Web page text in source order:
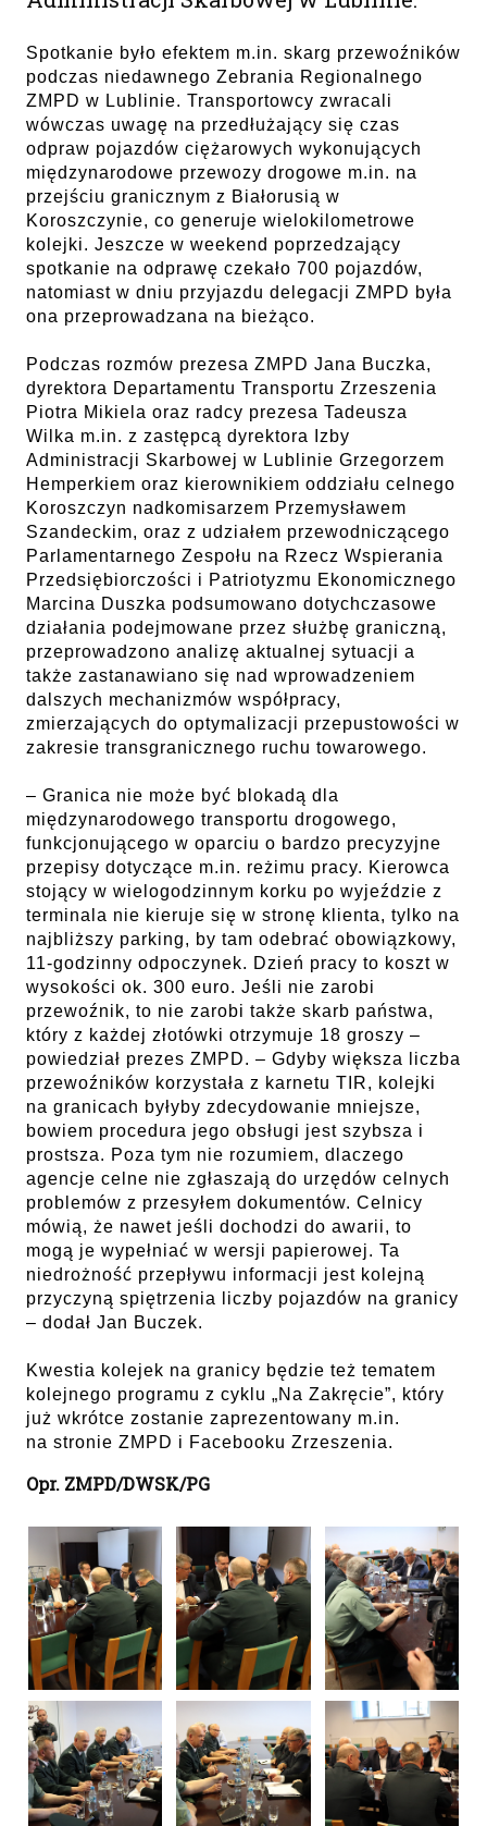
Spotkanie było efektem m.in. skarg przewoźników
podczas niedawnego Zebrania Regionalnego
ZMPD w Lublinie. Transportowcy zwracali
wówczas uwagę na przedłużający się czas
odpraw pojazdów ciężarowych wykonujących
międzynarodowe przewozy drogowe m.in. na
przejściu granicznym z Białorusią w
Koroszczynie, co generuje wielokilometrowe
kolejki. Jeszcze w weekend poprzedzający
spotkanie na odprawę czekało 700 pojazdów,
natomiast w dniu przyjazdu delegacji ZMPD była
ona przeprowadzana na bieżąco.
Podczas rozmów prezesa ZMPD Jana Buczka,
dyrektora Departamentu Transportu Zrzeszenia
Piotra Mikiela oraz radcy prezesa Tadeusza
Wilka m.in. z zastępcą dyrektora Izby
Administracji Skarbowej w Lublinie Grzegorzem
Hemperkiem oraz kierownikiem oddziału celnego
Koroszczyn nadkomisarzem Przemysławem
Szandeckim, oraz z udziałem przewodniczącego
Parlamentarnego Zespołu na Rzecz Wspierania
Przedsiębiorczości i Patriotyzmu Ekonomicznego
Marcina Duszka podsumowano dotychczasowe
działania podejmowane przez służbę graniczną,
przeprowadzono analizę aktualnej sytuacji a
także zastanawiano się nad wprowadzeniem
dalszych mechanizmów współpracy,
zmierzających do optymalizacji przepustowości w
zakresie transgranicznego ruchu towarowego.
– Granica nie może być blokadą dla
międzynarodowego transportu drogowego,
funkcjonującego w oparciu o bardzo precyzyjne
przepisy dotyczące m.in. reżimu pracy. Kierowca
stojący w wielogodzinnym korku po wyjeździe z
terminala nie kieruje się w stronę klienta, tylko na
najbliższy parking, by tam odebrać obowiązkowy,
11-godzinny odpoczynek. Dzień pracy to koszt w
wysokości ok. 300 euro. Jeśli nie zarobi
przewoźnik, to nie zarobi także skarb państwa,
który z każdej złotówki otrzymuje 18 groszy –
powiedział prezes ZMPD. – Gdyby większa liczba
przewoźników korzystała z karnetu TIR, kolejki
na granicach byłyby zdecydowanie mniejsze,
bowiem procedura jego obsługi jest szybsza i
prostsza. Poza tym nie rozumiem, dlaczego
agencje celne nie zgłaszają do urzędów celnych
problemów z przesyłem dokumentów. Celnicy
mówią, że nawet jeśli dochodzi do awarii, to
mogą je wypełniać w wersji papierowej. Ta
niedrożność przepływu informacji jest kolejną
przyczyną spiętrzenia liczby pojazdów na granicy
– dodał Jan Buczek.
Kwestia kolejek na granicy będzie też tematem
kolejnego programu z cyklu „Na Zakręcie”, który
już wkrótce zostanie zaprezentowany m.in.
na stronie ZMPD i Facebooku Zrzeszenia.
Opr. ZMPD/DWSK/PG